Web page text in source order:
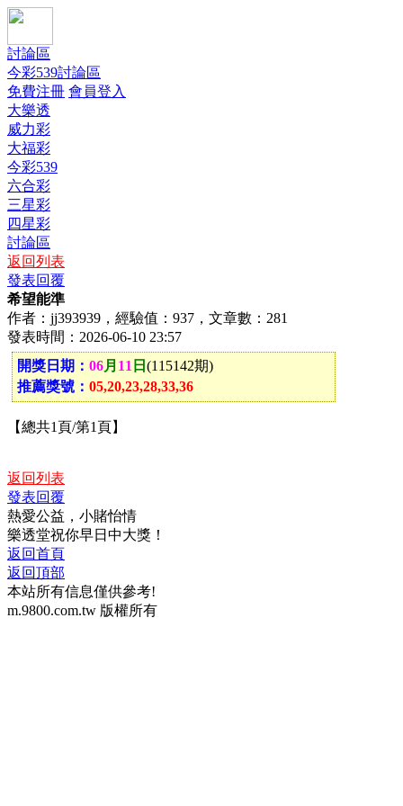
討論區
今彩539討論區
免費注冊 會員登入
大樂透
威力彩
大福彩
今彩539
六合彩
三星彩
四星彩
討論區
返回列表
發表回覆
希望能準
作者：jj393939，經驗值：937，文章數：281
發表時間：2026-06-10 23:57
開獎日期： 06月 11 日 (115142期)
推薦獎號： 05,20,23,28,33,36
【總共1頁/第1頁】
返回列表
發表回覆
熱愛公益，小賭怡情
樂透堂祝你早日中大獎！
返回首頁
返回頂部
本站所有信息僅供參考!
m.9800.com.tw 版權所有